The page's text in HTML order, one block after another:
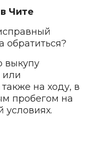
Чите
обратиться?
выкупу
или
на ходу, в
пробегом на
условиях.